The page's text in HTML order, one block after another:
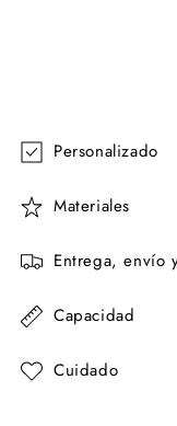
Personalizado
Materiales
Entrega, envío
Capacidad
Cuidado